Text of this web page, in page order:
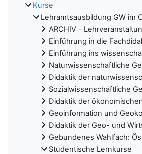
Kurse
Lehramtsausbildung GW im
ARCHIV -
Einführung in die
Einführung ins
Naturwissenschaftliche
Didaktik der
Sozialwissenschaftliche
Didaktik der
Geoinformation und
Didaktik der Geo- und
Gebundenes Wahlfach:
Studentische Lernkurse